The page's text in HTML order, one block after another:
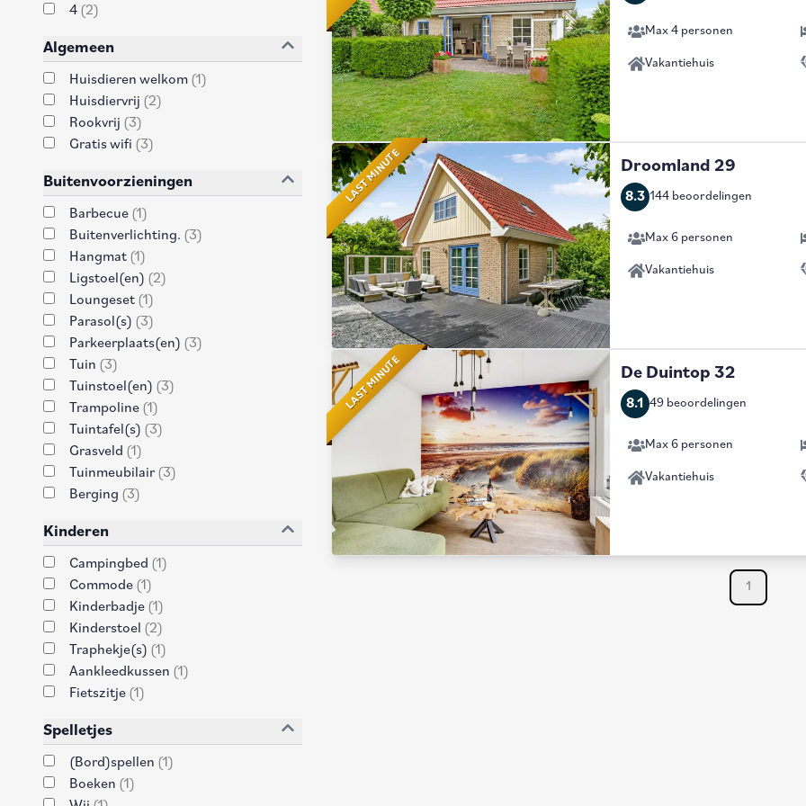
4 (2)
Algemeen
Huisdieren welkom (1 )
Huisdiervrij (2)
Rookvrij (3)
Gratis wifi (3)
Buitenvoorzieningen
Barbecue (1 )
Buitenverlichting. (3)
Hangmat (1 )
Ligstoel(en) (2)
Loungeset (1 )
Parasol(s) (3)
Parkeerplaats(en) (3)
Tuin (3)
Tuinstoel(en) (3)
Trampoline (1 )
Tuintafel(s) (3)
Grasveld (1 )
Tuinmeubilair (3)
Berging (3)
Kinderen
Campingbed (1 )
Commode (1 )
Kinderbadje (1 )
Kinderstoel (2)
Traphekje(s) (1 )
Aankleedkussen (1 )
Fietszitje (1 )
Spelletjes
(Bord)spellen (1 )
Boeken (1 )
Max 4 personen
Vakantiehuis
LAST MINUTE Droomland 29
8.3 144 beoordelingen
Max 6 personen
Vakantiehuis
LAST MINUTE De Duintop 32
8.1 49 beoordelingen
Max 6 personen
Vakantiehuis
1